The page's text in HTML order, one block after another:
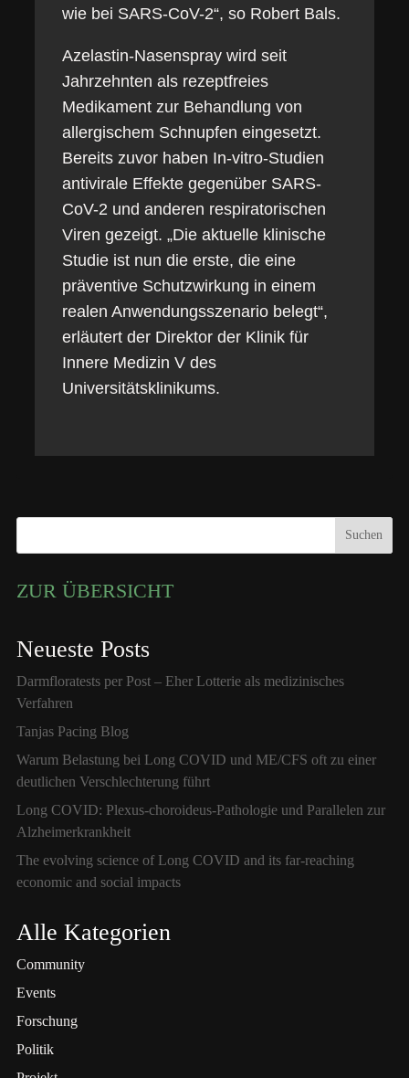
wie bei SARS-CoV-2“, so Robert Bals.
Azelastin-Nasenspray wird seit
Jahrzehnten als rezeptfreies
Medikament zur Behandlung von
allergischem Schnupfen eingesetzt.
Bereits zuvor haben In-vitro-Studien
antivirale Effekte gegenüber SARS-
CoV-2 und anderen respiratorischen
Viren gezeigt. „Die aktuelle klinische
Studie ist nun die erste, die eine
präventive Schutzwirkung in einem
realen Anwendungsszenario belegt“,
erläutert der Direktor der Klinik für
Innere Medizin V des
Universitätsklinikums.
Suchen
ZUR ÜBERSICHT
Neueste Posts
Darmfloratests per Post – Eher Lotterie als medizinisches
Verfahren
Tanjas Pacing Blog
Warum Belastung bei Long COVID und ME/CFS oft zu einer
deutlichen Verschlechterung führt
Long COVID: Plexus-choroideus-Pathologie und Parallelen zur
Alzheimerkrankheit
The evolving science of Long COVID and its far-reaching
economic and social impacts
Alle Kategorien
Community
Events
Forschung
Politik